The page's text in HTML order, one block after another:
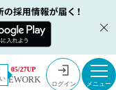
05/27UP
EWORK ログイン